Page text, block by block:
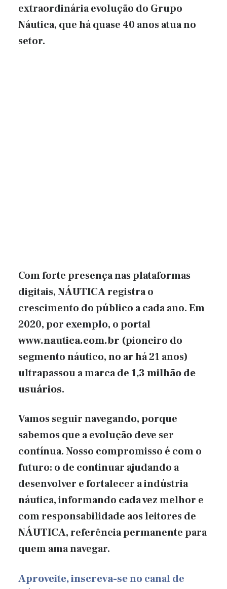
extraordinária evolução do Grupo
Náutica, que há quase 40 anos atua no
setor.
Com forte presença nas plataformas
digitais,NÁUTICAregistra o
crescimento do público a cada ano. Em
2020, por exemplo, o portal
www.nautica.com.br (pioneiro do
segmento náutico, no ar há 21 anos)
ultrapassou a marca de 1,3 milhão de
usuários.
Vamos seguir navegando, porque
sabemos que a evolução deve ser
contínua. Nosso compromisso é com o
futuro: o de continuar ajudando a
desenvolver e fortalecer a indústria
náutica, informando cada vez melhor e
com responsabilidade aos leitores de
NÁUTICA, referência permanente para
quem ama navegar.
Aproveite, inscreva-seno canal de